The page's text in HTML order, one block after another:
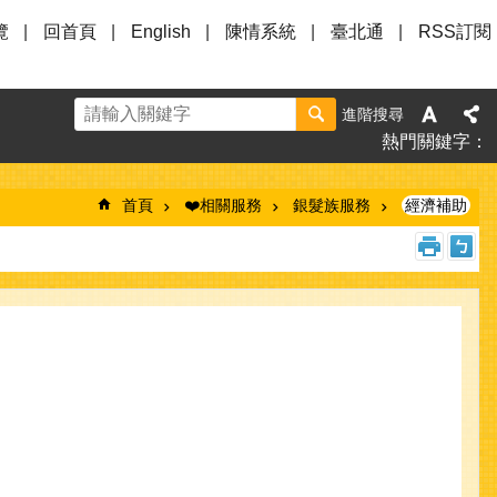
回首頁 English 陳情系統 臺北通 RSS訂閱
進階搜尋
熱門關鍵字
首頁 ❤️相關服務 銀髮族服務 經濟補助